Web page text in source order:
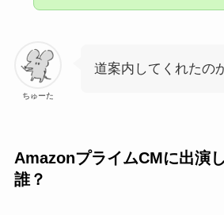
ちゅーた
道案内してくれたの
AmazonプライムCMに出演
誰？